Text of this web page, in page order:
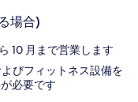
場合)
10 月まで営業します
びフィットネス設備を
必要です